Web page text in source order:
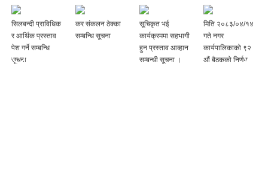
सिलबन्दी प्राविधिक
र आर्थिक प्रस्ताव
पेश गर्ने सम्बन्धि
सूचना
कर संकलन ठेक्का
सम्बन्धि सूचना
सूचिकृत भई
कार्यक्रममा सहभागी
हुन प्रस्ताव आव्हान
सम्बन्धी सूचना ।
मिति २०८३/०४/१४
गते नगर
कार्यपालिकाको ९२
‌‍औं बैठकको निर्णय